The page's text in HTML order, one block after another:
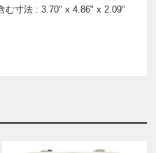
む寸法 : 3.70" x 4.86" x 2.09"